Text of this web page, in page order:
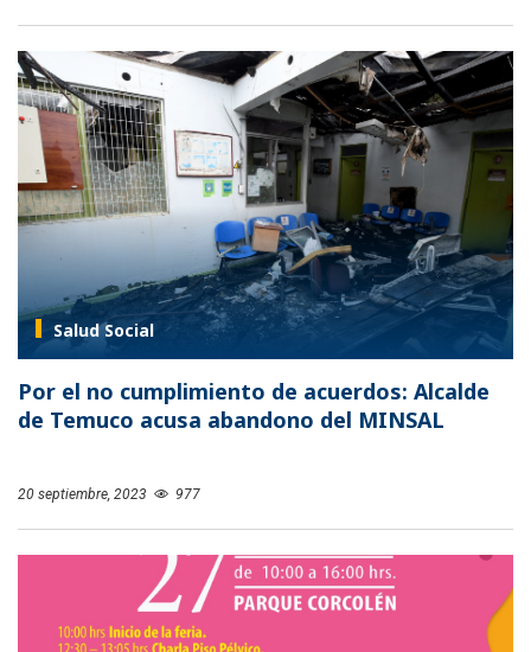
Salud Social
Por el no cumplimiento de acuerdos: Alcalde
de Temuco acusa abandono del MINSAL
20 septiembre, 2023 977